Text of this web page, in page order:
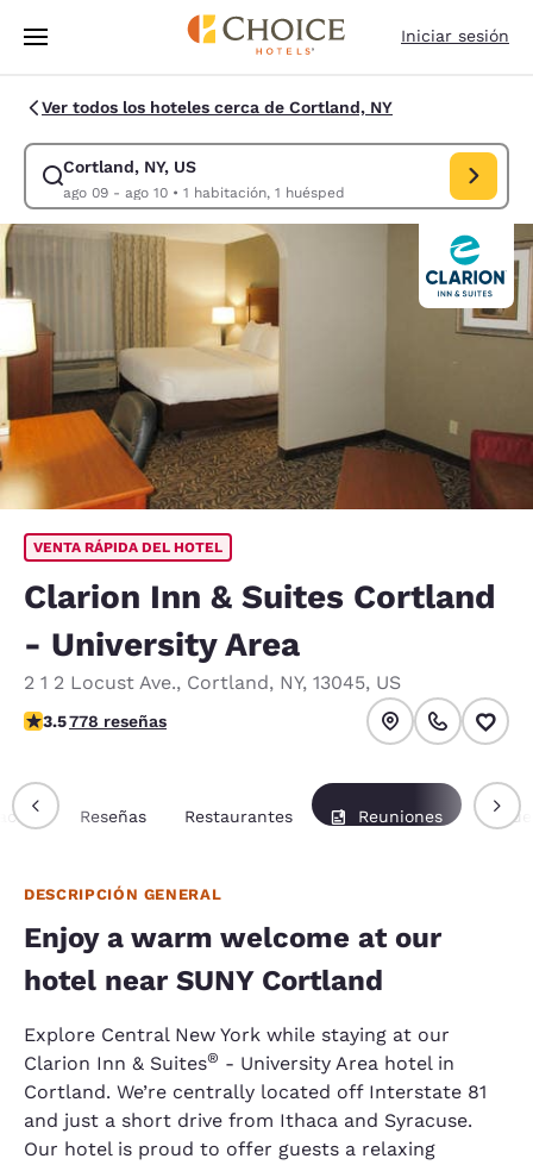
Pasar A Contenido Principal
Iniciar sesión
Ver todos los hoteles cerca de Cortland, NY
Cortland, NY, US
ago 09 - ago 10• 1 habitación, 1 huésped
Modificar la búsqueda de Cortland, NY, US. Fecha de check-in ago 09,
VENTA RÁPIDA DEL HOTEL
Clarion Inn & Suites Cortland
- University Area
2 1 2 Locust Ave., Cortland, NY, 13045, US
calificación de 3.45 estrellas. Bueno.
3.5778 reseñas
Reseñas Restaurantes Reuniones
DESCRIPCIÓN GENERAL
Enjoy a warm welcome at our
hotel near SUNY Cortland
Explore Central New York while staying at our
Clarion Inn & Suites® - University Area hotel in
Cortland. We’re centrally located off Interstate 81
and just a short drive from Ithaca and Syracuse.
Our hotel is proud to offer guests a relaxing